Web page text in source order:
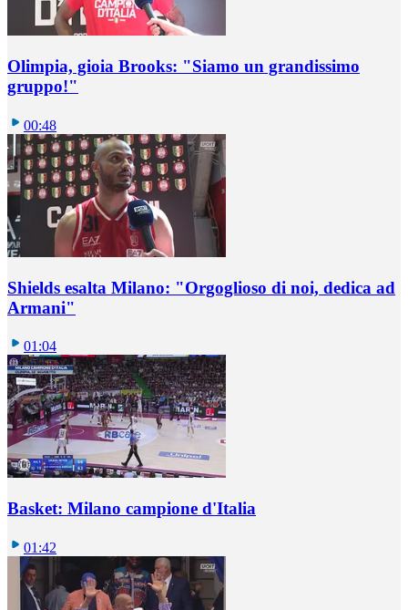
Olimpia, gioia Brooks: "Siamo un grandissimo
gruppo!"
00:48
Shields esalta Milano: "Orgoglioso di noi, dedica ad
Armani"
01:04
Basket: Milano campione d'Italia
01:42